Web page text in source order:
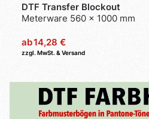
DTF Transfer Blockout
Meterware 560 x 1000 mm
ab14,28 €
zzgl. MwSt. & Versand